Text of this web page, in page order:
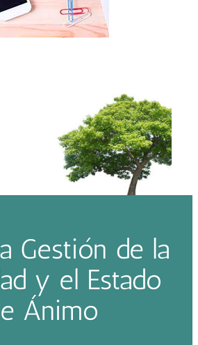
Gestión de la
y el Estado
Ánimo